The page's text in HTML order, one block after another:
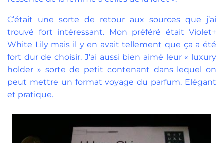
C’était une sorte de retour aux sources que j’ai
trouvé fort intéressant. Mon préféré était Violet+
White Lily mais il y en avait tellement que ça a été
fort dur de choisir. J’ai aussi bien aimé leur « luxury
holder » sorte de petit contenant dans lequel on
peut mettre un format voyage du parfum. Elégant
et pratique.